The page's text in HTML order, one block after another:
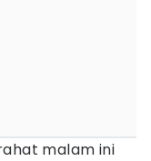
malam ini